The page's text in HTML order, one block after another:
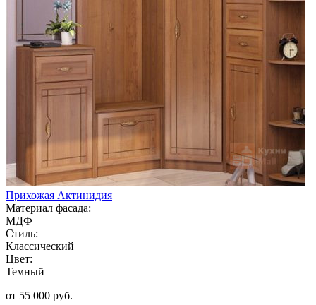
Прихожая Актинидия
Материал фасада:
МДФ
Стиль:
Классический
Цвет:
Темный
от 55 000 руб.